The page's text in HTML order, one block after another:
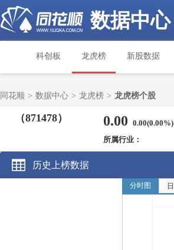
数据中心
科创板 龙虎榜 新股数据
同花顺 > 数据中心 > 龙虎榜 > 龙虎榜个股
（871478） 0.00 0.00(0.00%)
所属行业：
历史上榜数据